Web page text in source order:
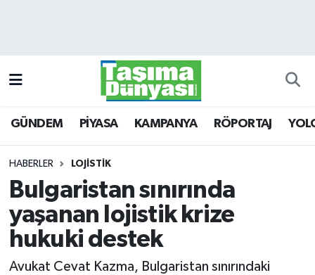
GÜNDEM PİYASA KAMPANYA RÖPORTAJ
HABERLER LOJİSTİK
Bulgaristan sınırında
yaşanan lojistik krize
hukuki destek
Avukat Cevat Kazma, Bulgaristan sınırındaki
KAMPANYA
RÖPORTAJ
YOLCU TAŞIMA
LOJİSTİK
E-GAZETE
Trafik Durumu
Süper Lig Puan Durumu ve Fikstür
Tüm Manşetler
Son Dakika Haberleri
Haber Arşivi